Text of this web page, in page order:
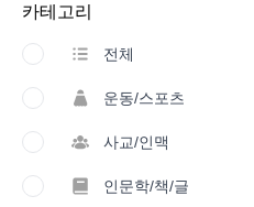
카테고리
전체
운동/스포츠
사교/인맥
인문학/책/글